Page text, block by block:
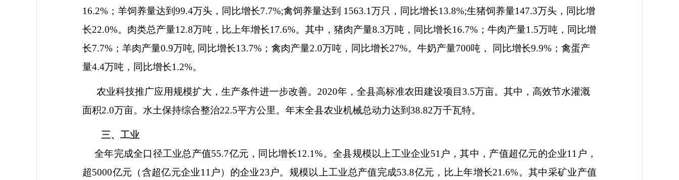
16.2% ；羊饲养量达到 99.4万头，同比增长7.7%;禽饲养量达到 1563.1万只，同比增长13.8%;生猪饲养量147.3万头，同比增
长22.0%。肉类总产量12.8万吨，比上年增长17.6%。其中，猪肉产量8.3万吨，同比增长16.7% ；牛肉产量1.5万吨，同比增
长7.7% ；羊肉产量0.9万吨, 同比增长13.7% ；禽肉产量2.0万吨，同比增长27%。牛奶产量700吨， 同比增长9.9% ；禽蛋产
量4.4万吨，同比增长1.2%。
农业科技推广应用规模扩大，生产条件进一步改善。 2020年，全县高标准农田建设项目 3.5万亩。其中，高效节水灌溉
面积2.0万亩。水土保持综合整治22.5平方公里。年末全县农业机械总动力达到 38.82万千瓦特。
三、工业
全年完成全口径工业总产值55.7亿元，同比增长12.1%。全县规模以上工业企业51 户，其中，产值超亿元的企业11 户，
超5000亿元（含超亿元企业11 户）的企业23 户。规模以上工业总产值完成53.8亿元，比上年增长21.6%。其中采矿业产值